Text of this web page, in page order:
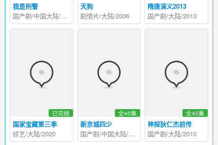
我是刑警
国产剧/中国大陆/2024
天狗
剧情片/大陆/2006
隋唐演义2013
国产剧/大陆/2013
国家宝藏第三季
已完结
综艺/大陆/2020
新京城四少
全40集
国产剧/中国大陆/2011
神探狄仁杰前传
全45集
国产剧/大陆/2010